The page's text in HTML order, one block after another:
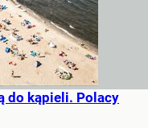
do kąpieli. Polacy